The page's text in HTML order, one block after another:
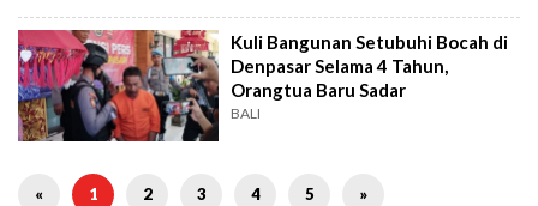
Kuli Bangunan Setubuhi Bocah di
Denpasar Selama 4 Tahun,
Orangtua Baru Sadar
BALI
« 1 2 3 4 5 »